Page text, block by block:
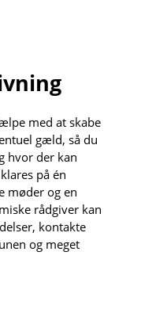
med at skabe
gæld, så du
hvor der kan
på én
møder og en
rådgiver kan
kontakte
og meget